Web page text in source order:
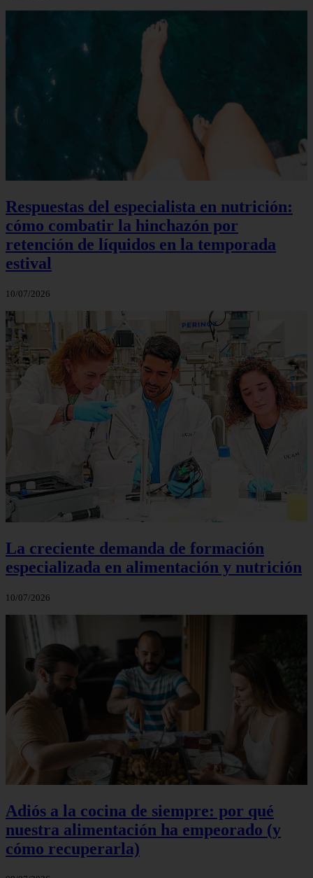
Respuestas del especialista en nutrición:
cómo combatir la hinchazón por
retención de líquidos en la temporada
estival
10/07/2026
La creciente demanda de formación
especializada en alimentación y nutrición
10/07/2026
Adiós a la cocina de siempre: por qué
nuestra alimentación ha empeorado (y
cómo recuperarla)